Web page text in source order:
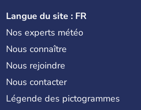
Langue du site : FR
Nos experts météo
Nous connaître
Nous rejoindre
Nous contacter
Légende des pictogrammes